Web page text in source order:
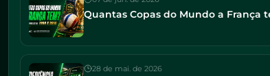
Quantas Copas do Mundo a França
28 de mai. de 2026